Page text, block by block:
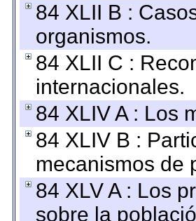
84 XLII B :
organismos.
84 XLII C :
internacionales.
84 XLIV A : Los
84 XLIV B :
mecanismos de
84 XLV A : Los
sobre la